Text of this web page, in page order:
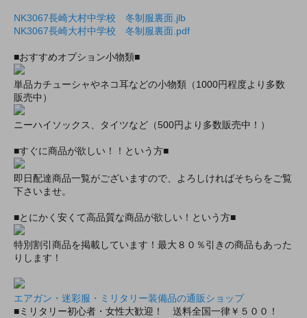
NK3067長崎大村中学校 冬制服裏面.jlb
NK3067長崎大村中学校 冬制服裏面.pdf
■おすすめオプション小物類■
単品カチューシャやネコ耳などの小物類（1000円程度より多数
販売中）
ニーハイソックス、タイツなど（500円より多数販売中！）
■すぐに商品が欲しい！！という方■
即日配達商品一覧がございますので、よろしければそちらをご覧
下さいませ。
■とにかく安くて高品質な商品が欲しい！という方■
特別割引商品を掲載しています！最大８０％引きの商品もあった
りします！
エアガン・迷彩服・ミリタリー装備品の通販ショップ
■ミリタリー初心者・女性大歓迎！ 送料全国一律￥５００！